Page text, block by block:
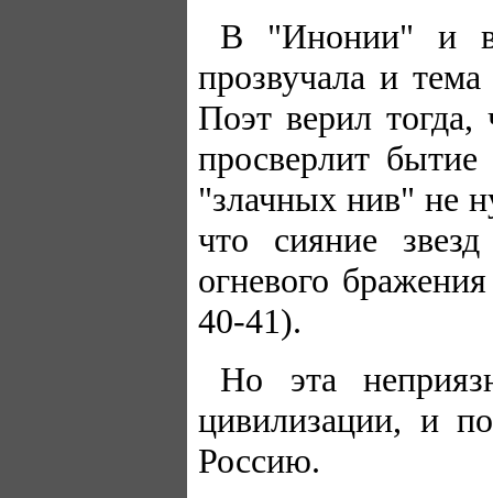
В "Инонии" и в
прозвучала и
Поэт верил
просверлит
"злачных нив" не
что сияние
огневого
40-41).
Но эта
цивилизации, и
Россию.